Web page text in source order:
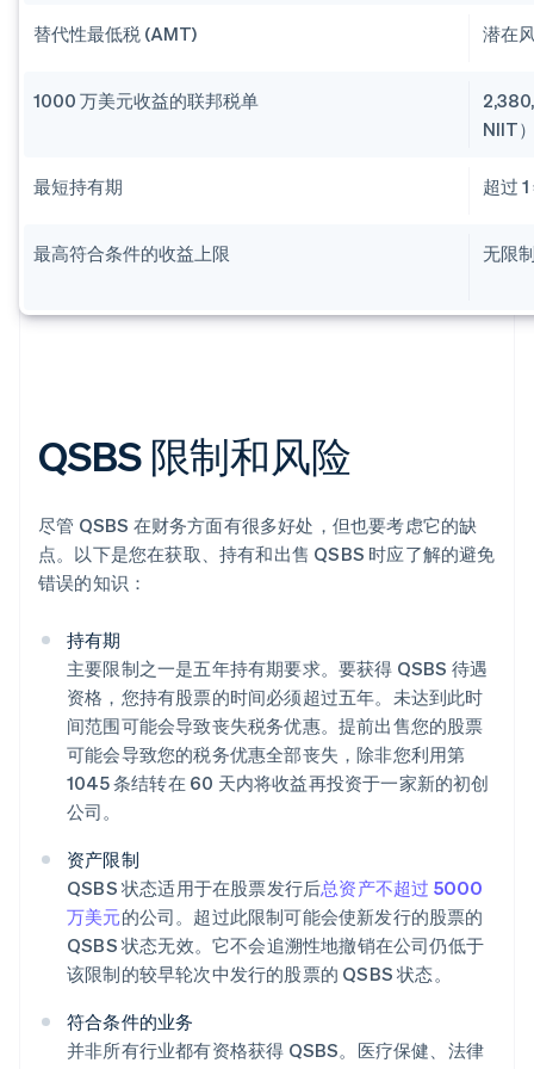
替代性最低税 (AMT) 潜在
1000 万美元收益的联邦税单
NIIT
最短持有期 超过 1
最高符合条件的收益上限 无限
QSBS 限制和风险
尽管 QSBS 在财务方面有很多好处，但也要考虑它的缺
点。以下是您在获取、持有和出售 QSBS 时应了解的避免
错误的知识：
持有期
主要限制之一是五年持有期要求。要获得 QSBS 待遇
资格，您持有股票的时间必须超过五年。未达到此时
间范围可能会导致丧失税务优惠。提前出售您的股票
可能会导致您的税务优惠全部丧失，除非您利用第
1045 条结转在 60 天内将收益再投资于一家新的初创
公司。
资产限制
QSBS 状态适用于在股票发行后总资产不超过 5000
万美元的公司。超过此限制可能会使新发行的股票的
QSBS 状态无效。它不会追溯性地撤销在公司仍低于
该限制的较早轮次中发行的股票的 QSBS 状态。
符合条件的业务
并非所有行业都有资格获得 QSBS。医疗保健、法律